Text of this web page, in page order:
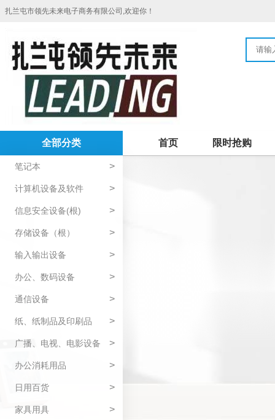
扎兰屯市领先未来电子商务有限公司,欢迎你！
全部分类
笔记本 >
计算机设备及软件 >
信息安全设备(根) >
存储设备（根） >
输入输出设备 >
办公、数码设备 >
通信设备 >
纸、纸制品及印刷品 >
广播、电视、电影设备 >
办公消耗用品 >
日用百货 >
家具用具 >
首页 限时抢购